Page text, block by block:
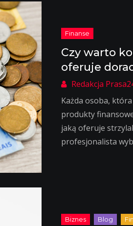
Czy warto
oferuje
Każda osoba,
produkty
jaką oferuje
profesjonalista